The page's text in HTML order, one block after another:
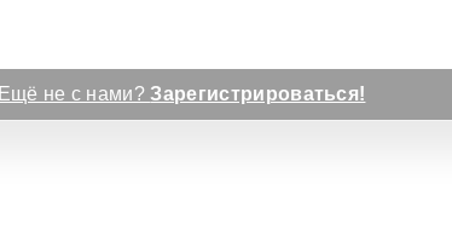
Ещё не с нами?Зарегистрироваться!